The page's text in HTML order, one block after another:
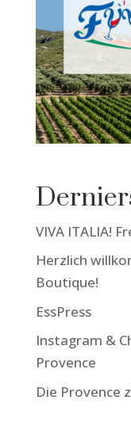
VIVA ITALIA!
Herzlich
Boutique!
EssPress
Instagram &
Provence
Die Provence